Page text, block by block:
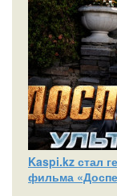
Kaspi.kz стал
фильма